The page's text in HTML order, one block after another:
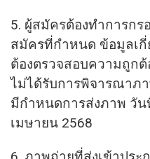
5. ผู้สมัครต้องทำการก
สมัครที่กำหนด ข้อมูลเ
ต้องตรวจสอบความถูก
ไม่ได้รับการพิจารณาภ
มีกำหนดการส่งภาพ วั
เมษายน 2568